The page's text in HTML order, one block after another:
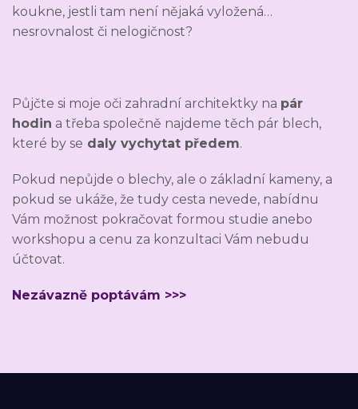
koukne, jestli tam není nějaká vyložená…
nesrovnalost či nelogičnost?
Půjčte si moje oči zahradní architektky na pár
hodin a třeba společně najdeme těch pár blech,
které by se daly vychytat předem.
Pokud nepůjde o blechy, ale o základní kameny, a
pokud se ukáže, že tudy cesta nevede, nabídnu
Vám možnost pokračovat formou studie anebo
workshopu a cenu za konzultaci Vám nebudu
účtovat.
Nezávazně poptávám >>>